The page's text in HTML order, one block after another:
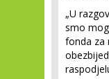
„U
smo
fonda za